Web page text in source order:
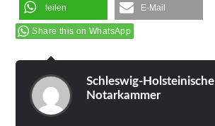
teilen E-Mail
Share this on WhatsApp
Schleswig-Holsteinische
Notarkammer